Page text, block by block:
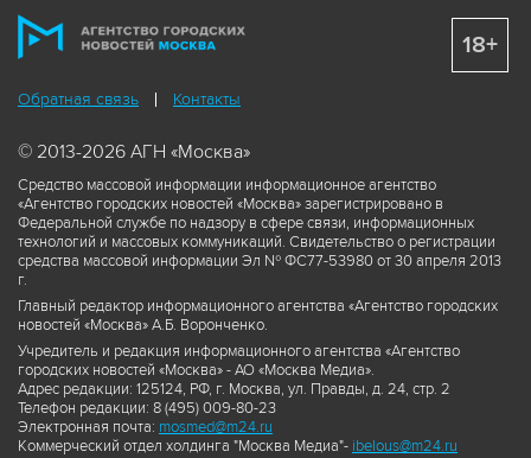
Обратная связь Контакты
© 2013-2026 АГН «Москва»
Средство массовой информации информационное агентство
«Агентство городских новостей «Москва» зарегистрировано в
Федеральной службе по надзору в сфере связи, информационных
технологий и массовых коммуникаций. Свидетельство о регистрации
средства массовой информации Эл № ФС77-53980 от 30 апреля 2013
г.
Главный редактор информационного агентства «Агентство городских
новостей «Москва» А.Б. Воронченко.
Учредитель и редакция информационного агентства «Агентство
городских новостей «Москва» - АО «Москва Медиа».
Адрес редакции: 125124, РФ, г. Москва, ул. Правды, д. 24, стр. 2
Телефон редакции: 8 (495) 009-80-23
Электронная почта: mosmed@m24.ru
Коммерческий отдел холдинга "Москва Медиа"- ibelous@m24.ru
18+